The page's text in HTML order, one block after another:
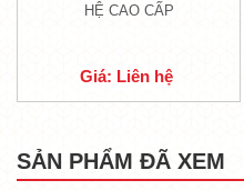
Tư vấn bán hàng:
www.tyho.vn
Email: info@tyho.vn
HỆ CAO CẤP
Giá: Liên hệ
SẢN PHẨM ĐÃ XEM